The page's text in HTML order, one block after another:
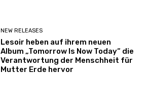
NEW RELEASES
Lesoir heben auf ihrem neuen
Album „Tomorrow Is Now Today“ die
Verantwortung der Menschheit für
Mutter Erde hervor